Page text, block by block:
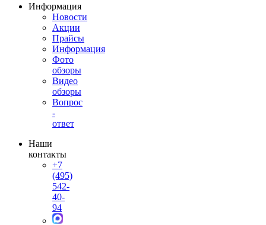
Информация
Новости
Акции
Прайсы
Информация
Фото
обзоры
Видео
обзоры
Вопрос
-
ответ
Наши
контакты
+7
(495)
542-
40-
94